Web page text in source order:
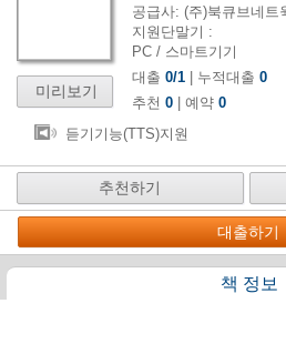
미리보기
공급사: (주)북큐브네트
지원단말기 :
PC / 스마트기기
대출 0/1 | 누적대출 0
추천 0 | 예약 0
듣기기능(TTS)지원
추천하기
대출하기
책 정보